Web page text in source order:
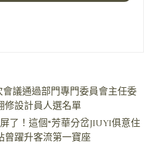
議通過部門專門委員會主任委
修設計員人選名單
了！這個“芳華分岔JIUYI俱意住
曾躍升客流第一寶座